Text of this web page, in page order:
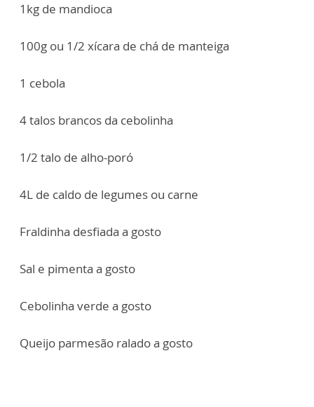
1kg de mandioca
100g ou 1/2 xícara de chá de manteiga
1 cebola
4 talos brancos da cebolinha
1/2 talo de alho-poró
4L de caldo de legumes ou carne
Fraldinha desfiada a gosto
Sal e pimenta a gosto
Cebolinha verde a gosto
Queijo parmesão ralado a gosto